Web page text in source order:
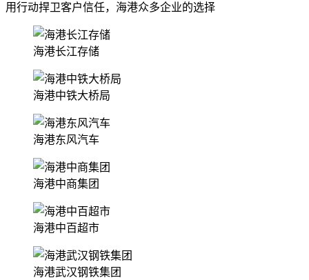
用行动捍卫客户信任，海港众多企业的选择
海港长江存储
海港中铁大桥局
海港东风汽车
海港中商集团
海港中百超市
海港武汉钢铁集团